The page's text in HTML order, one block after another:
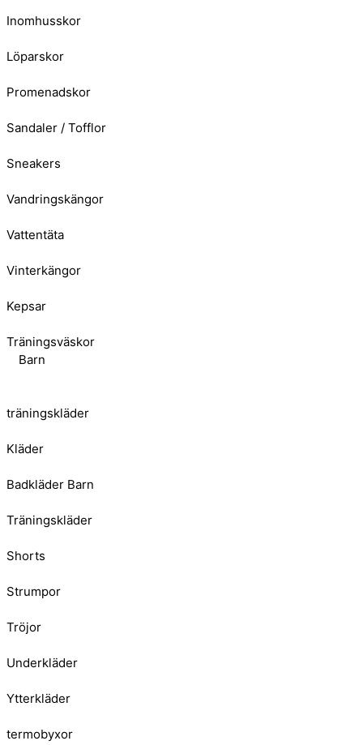
Inomhusskor
Löparskor
Promenadskor
Sandaler / Tofflor
Sneakers
Vandringskängor
Vattentäta
Vinterkängor
Kepsar
Träningsväskor
Barn
träningskläder
Kläder
Badkläder Barn
Träningskläder
Shorts
Strumpor
Tröjor
Underkläder
Ytterkläder
termobyxor